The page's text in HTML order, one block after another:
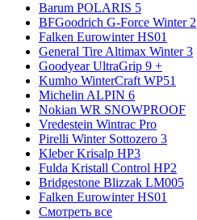
Barum POLARIS 5
BFGoodrich G-Force Winter 2
Falken Eurowinter HS01
General Tire Altimax Winter 3
Goodyear UltraGrip 9 +
Kumho WinterCraft WP51
Michelin ALPIN 6
Nokian WR SNOWPROOF
Vredestein Wintrac Pro
Pirelli Winter Sottozero 3
Kleber Krisalp HP3
Fulda Kristall Control HP2
Bridgestone Blizzak LM005
Falken Eurowinter HS01
Смотреть все